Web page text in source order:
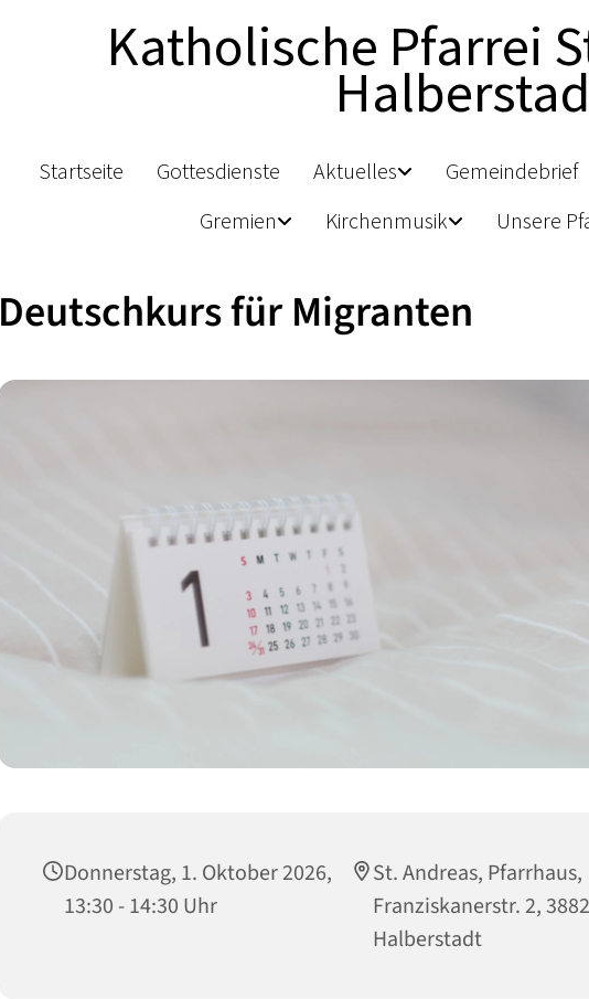
Katholische Pfarrei
Startseite Gottesdienste Aktuelles
Gemeindebrief
Gremien
Kirchenmusik Unsere
Deutschkurs für Migranten
Donnerstag, 1. Oktober 2026,
13:30 - 14:30 Uhr
St. Andreas, Pfarrhaus,
Franziskanerstr. 2,
Halberstadt